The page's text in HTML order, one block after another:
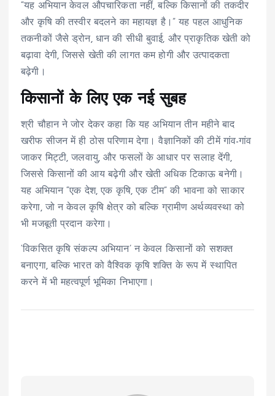
“यह अभियान केवल औपचारिकता नहीं, बल्कि किसानों की तकदीर
और कृषि की तस्वीर बदलने का महायज्ञ है।” यह पहल आधुनिक
तकनीकों जैसे ड्रोन, धान की सीधी बुवाई, और प्राकृतिक खेती को
बढ़ावा देगी, जिससे खेती की लागत कम होगी और उत्पादकता
बढ़ेगी।
किसानों के लिए एक नई सुबह
श्री चौहान ने जोर देकर कहा कि यह अभियान तीन महीने बाद
खरीफ सीजन में ही ठोस परिणाम देगा। वैज्ञानिकों की टीमें गांव-गांव
जाकर मिट्टी, जलवायु, और फसलों के आधार पर सलाह देंगी,
जिससे किसानों की आय बढ़ेगी और खेती अधिक टिकाऊ बनेगी।
यह अभियान “एक देश, एक कृषि, एक टीम” की भावना को साकार
करेगा, जो न केवल कृषि क्षेत्र को बल्कि ग्रामीण अर्थव्यवस्था को
भी मजबूती प्रदान करेगा।
‘विकसित कृषि संकल्प अभियान’ न केवल किसानों को सशक्त
बनाएगा, बल्कि भारत को वैश्विक कृषि शक्ति के रूप में स्थापित
करने में भी महत्वपूर्ण भूमिका निभाएगा।